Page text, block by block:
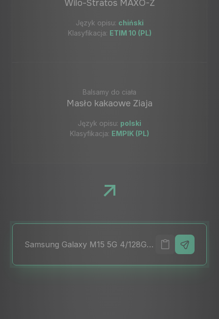
Wilo-Stratos MAXO-Z
Język opisu: chiński
Klasyfikacja: ETIM 10 (PL)
Balsamy do ciała
Masło kakaowe Ziaja
Język opisu: polski
Klasyfikacja: EMPIK (PL)